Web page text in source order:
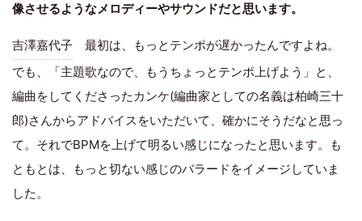
像させるようなメロディーやサウンドだと思います。
吉澤嘉代子 最初は、もっとテンポが遅かったんですよね。
でも、「主題歌なので、もうちょっとテンポ上げよう」と、
編曲をしてくださったカンケ(編曲家としての名義は柏崎三十
郎)さんからアドバイスをいただいて、確かにそうだなと思っ
て。それでBPMを上げて明るい感じになったと思います。も
ともとは、もっと切ない感じのバラードをイメージしていま
した。